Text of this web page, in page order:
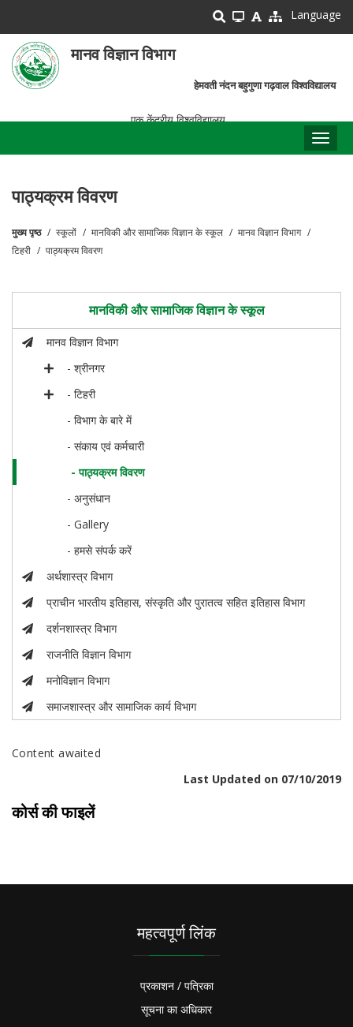
main
content
Language
मानव विज्ञान विभाग
हेमवती नंदन बहुगुणा गढ़वाल विश्वविद्यालय
एक केंद्रीय विश्वविद्यालय
पाठ्यक्रम विवरण
पग
मुख्य पृष्ठ स्कूलों मानविकी और सामाजिक विज्ञान के स्कूल
मानव विज्ञान विभाग
टिहरी
पाठ्यक्रम विवरण
मानविकी और सामाजिक विज्ञान के स्कूल
मानव विज्ञान विभाग
- श्रीनगर
- टिहरी
- विभाग के बारे में
- संकाय एवं कर्मचारी
- पाठ्यक्रम विवरण
- अनुसंधान
- Gallery
- हमसे संपर्क करें
अर्थशास्त्र विभाग
प्राचीन भारतीय इतिहास, संस्कृति और पुरातत्व सहित इतिहास विभाग
दर्शनशास्त्र विभाग
राजनीति विज्ञान विभाग
मनोविज्ञान विभाग
समाजशास्त्र और सामाजिक कार्य विभाग
Content awaited
Last Updated on 07/10/2019
कोर्स की फाइलें
महत्वपूर्ण लिंक
प्रकाशन / पत्रिका
सूचना का अधिकार